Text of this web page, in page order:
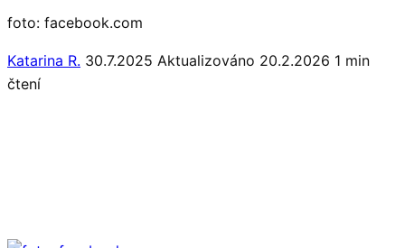
foto: facebook.com
Katarina R. 30.7.2025 Aktualizováno 20.2.2026 1 min
čtení